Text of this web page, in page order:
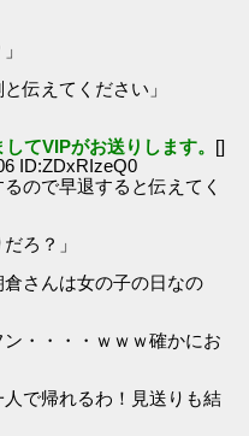
伝えてください」
てVIPがお送りします。 []
ID:ZDxRIzeQ0
ので早退すると伝えてく
ろ？」
さんは女の子の日なの
・・・・ｗｗｗ確かにお
で帰れるわ！見送りも結